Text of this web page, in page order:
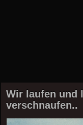
Wir laufen und
verschnaufen..